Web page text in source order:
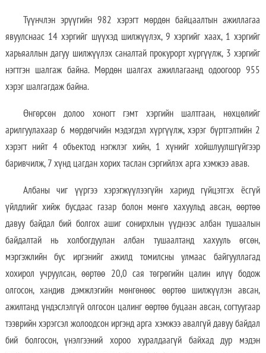
Түүнчлэн эрүүгийн 982 хэрэгт мөрдөн байцаалтын ажиллагаа
явуулснаас 14 хэргийг шүүхэд шилжүүлэх, 9 хэргийг хаах, 1 хэргийг
харьяаллын дагуу шилжүүлэх саналтай прокурорт хүргүүлж, 3 хэргийг
нэгтгэн шалгаж байна. Мөрдөн шалгах ажиллагаанд одоогоор 955
хэрэг шалгагдаж байна.
Өнгөрсөн долоо хоногт гэмт хэргийн шалтгаан, нөхцөлийг
арилгуулахаар 6 мөрдөгчийн мэдэгдэл хүргүүлж, хэрэг бүртгэлтийн 2
хэрэгт нийт 4 объектод нэгжлэг хийн, 1 хүнийг хойшлуулшгүйгээр
баривчилж, 7 хүнд цагдан хорих таслан сэргийлэх арга хэмжээ авав.
Албаны чиг үүргээ хэрэгжүүлээгүйн хариуд гүйцэтгэх ёсгүй
үйлдлийг хийж бусдаас газар болон мөнгө хахуульд авсан, өөртөө
давуу байдал бий болгох ашиг сонирхлын үүднээс албан тушаалын
байдалтай нь холбогдуулан албан тушаалтанд хахууль өгсөн,
мэргэжлийн бус иргэнийг ажилд томилсны улмаас байгууллагад
хохирол учруулсан, өөртөө 20,0 сая төгрөгийн цалин илүү бодож
олгосон, хандив дэмжлэгийн мөнгөнөөс өөртөө шилжүүлэн авсан,
ажилтанд үндэслэлгүй олгосон цалинг өөртөө буцаан авсан, согтуугаар
тээврийн хэрэгсэл жолоодсон иргэнд арга хэмжээ авалгүй давуу байдал
бий болгосон, үнэлгээний хороо хуралдаагүй байхад дур мэдэн